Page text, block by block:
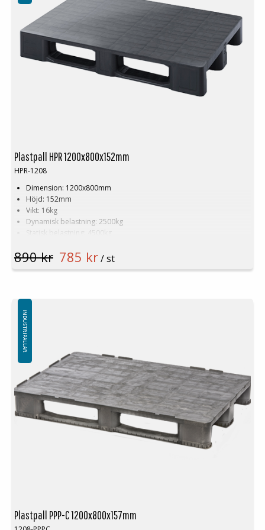
Plastpall HPR 1200x800x152mm
HPR-1208
Dimension: 1200x800mm
Höjd: 152mm
Vikt: 16kg
Dynamisk belastning: 2500kg
Statisk belastning: 4500kg
Material: Recycled HDPE
Plastpallen har stålrörsförstärkning
Toppkant är standard (kan levereras utan toppkant)
890 kr 785 kr/ st
Plastpall PPP-C 1200x800x157mm
INDUSTRIPALLAR